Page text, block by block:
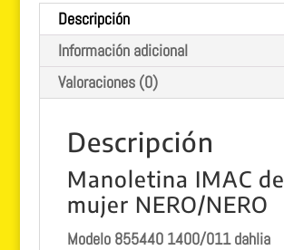
Descripción
Información adicional
Valoraciones (0)
Descripción
Manoletina IMAC de
mujer NERO/NERO
Modelo 855440 1400/011 dahlia